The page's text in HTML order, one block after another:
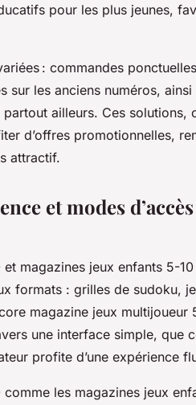
pour les plus jeunes,
: commandes
sur les anciens numéros,
partout ailleurs. Ces
d’offres promotionnelles,
attractif.
et modes
magazines jeux enfants 5-
formats : grilles de sudoku,
magazine jeux multijoueur
une interface simple, que
profite d’une expérience
les magazines jeux